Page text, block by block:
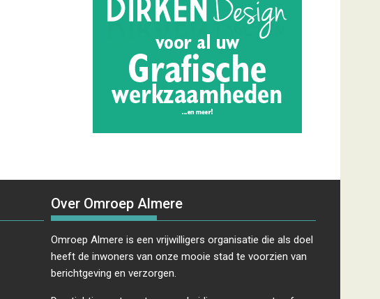
Over Omroep Almere
Omroep Almere is een vrijwilligers organisatie die als doel
heeft de inwoners van onze mooie stad te voorzien van
berichtgeving en verzorgen.